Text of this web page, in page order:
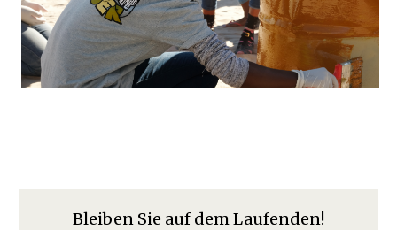
Bleiben Sie auf dem Laufenden!